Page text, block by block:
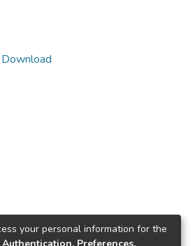
Download
your personal information for the